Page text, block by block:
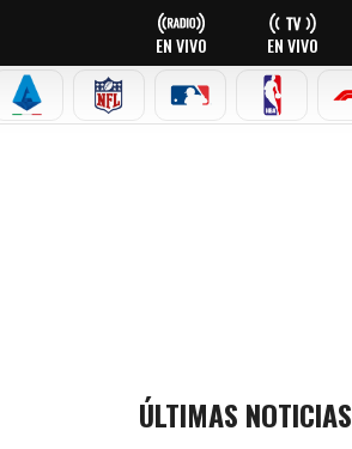
EN VIVO EN VIVO
LEAGUE
SERIE A NFL MLB NBA
ÚLTIMAS NOTICIAS